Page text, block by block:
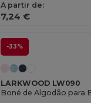
A partir de:
7,24 €
-33%
LARKWOOD LW090